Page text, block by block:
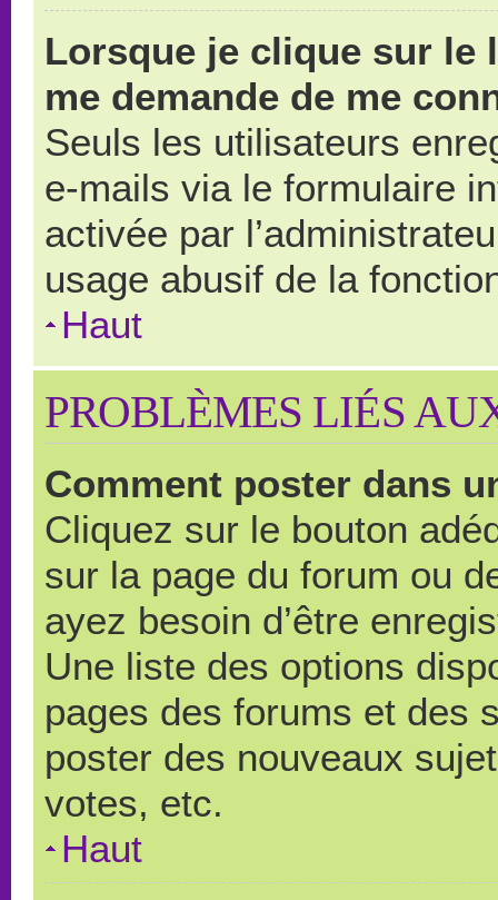
Lorsque je clique sur le
me demande de me
Seuls les utilisateurs
e-mails via le formulaire
activée par
usage abusif de la
Haut
PROBLÈMES LIÉS
Comment poster dans
Cliquez sur le bouton
sur la page du forum ou
ayez besoin d’être
Une liste des options
pages des forums et des
poster des nouveaux
votes, etc.
Haut